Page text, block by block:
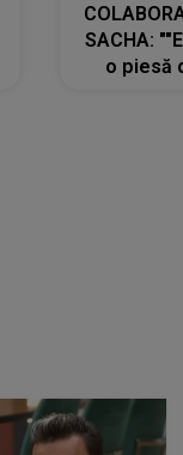
SACHA:
o piesă